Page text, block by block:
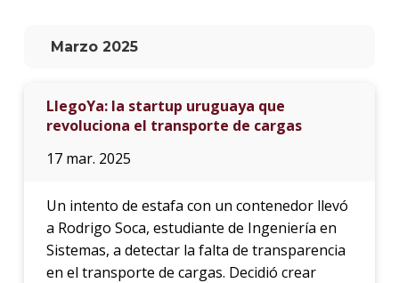
Marzo 2025
LlegoYa: la startup uruguaya que
revoluciona el transporte de cargas
17 mar. 2025
Un intento de estafa con un contenedor llevó
a Rodrigo Soca, estudiante de Ingeniería en
Sistemas, a detectar la falta de transparencia
en el transporte de cargas. Decidió crear